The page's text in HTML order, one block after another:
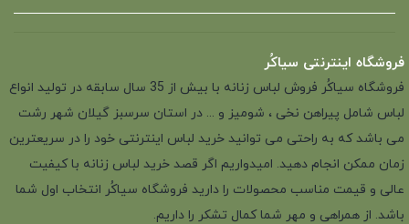
فروشگاه اینترنتی سیاکُر
فروشگاه سیاکُر فروش لباس زنانه با بیش از 35 سال سابقه در تولید انواع
لباس شامل پیراهن نخی ، شومیز و ... در استان سرسبز گیلان شهر رشت
می باشد که به راحتی می توانید خرید لباس اینترنتی خود را در سریعترین
زمان ممکن انجام دهید. امیدواریم اگر قصد خرید لباس زنانه با کیفیت
عالی و قیمت مناسب محصولات را دارید فروشگاه سیاکُر انتخاب اول شما
باشد. از همراهی و مهر شما کمال تشکر را داریم.